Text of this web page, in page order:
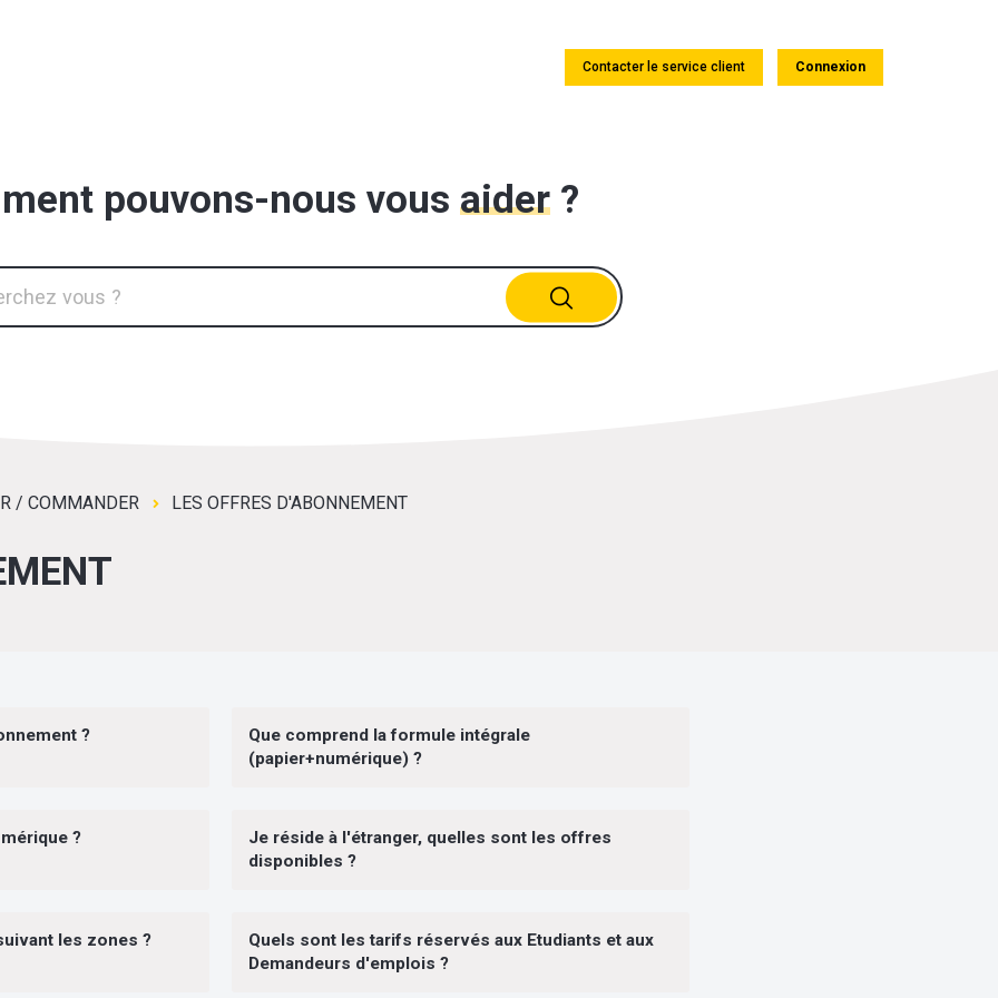
Contacter le service client Connexion
pouvons-nous vous aider?
/ COMMANDER LES OFFRES D'ABONNEMENT
?
Que comprend la formule intégrale
(papier+numérique) ?
?
Je réside à l'étranger, quelles sont les offres
disponibles ?
les zones ?
Quels sont les tarifs réservés aux Etudiants et aux
Demandeurs d'emplois ?